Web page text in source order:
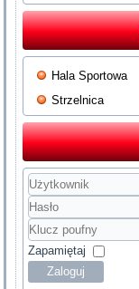
Hala Sportowa
Strzelnica
Użytkownik
Hasło
Klucz
poufny
Zapamiętaj
Zaloguj